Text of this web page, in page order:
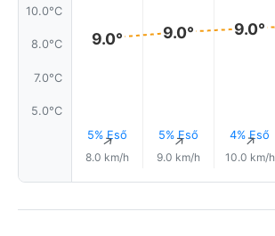
10.0°C
8.0°C
7.0°C
5.0°C
9.0°
5% Eső
↑
8.0 km/h
9.0°
5% Eső
↑
9.0 km/h
9.0°
4% Eső
↑
10.0 km/h